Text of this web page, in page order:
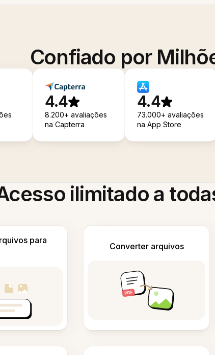
Confiado por
4.4
8.200+ avaliações
na Capterra
4.4
73.000+ avaliações
na App Store
ilimitado a
para
Converter arquivos